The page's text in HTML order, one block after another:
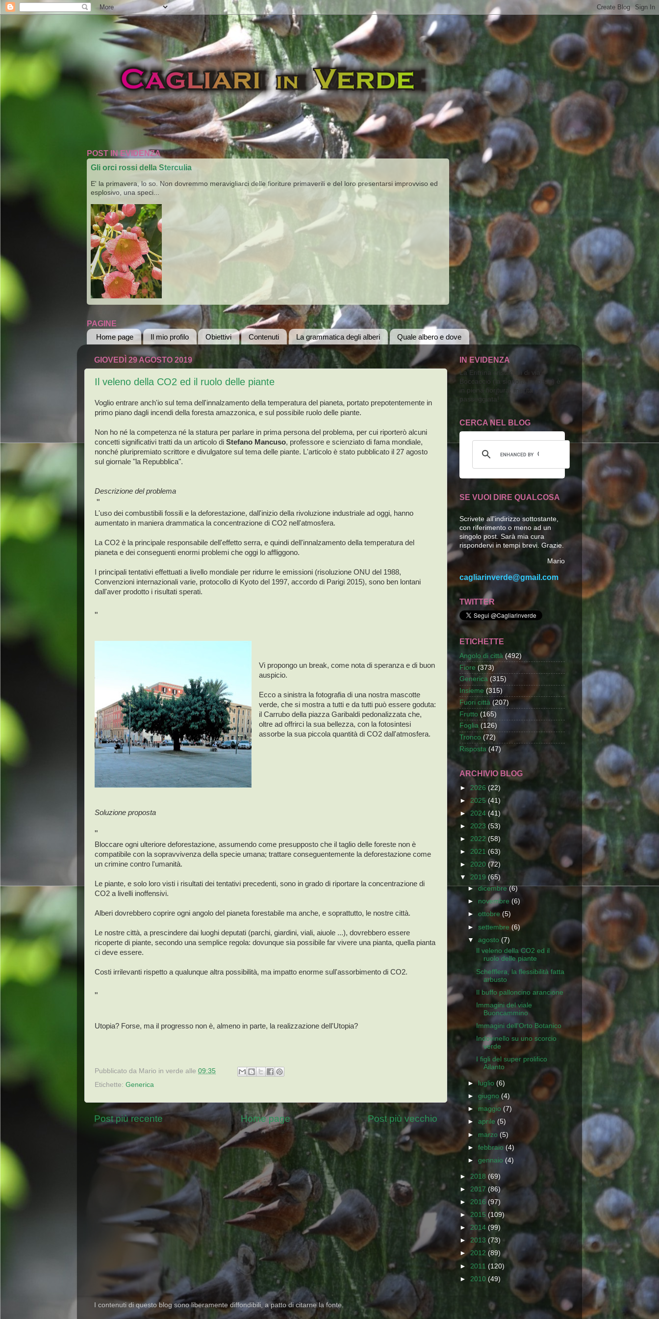
POST IN EVIDENZA
Gli orci rossi della Sterculia
E' la primavera, lo so. Non dovremmo meravigliarci delle fioriture primaverili e del loro presentarsi improvviso ed
esplosivo, una speci...
PAGINE
Home page
Il mio profilo Obiettivi Contenuti La grammatica degli alberi Quale albero e dove
GIOVEDÌ 29 AGOSTO 2019
Il veleno della CO2 ed il ruolo delle piante
Voglio entrare anch'io sul tema dell'innalzamento della temperatura del pianeta, portato prepotentemente in
primo piano dagli incendi della foresta amazzonica, e sul possibile ruolo delle piante.
Non ho né la competenza né la statura per parlare in prima persona del problema, per cui riporterò alcuni
concetti significativi tratti da un articolo di Stefano Mancuso, professore e scienziato di fama mondiale,
nonché pluripremiato scrittore e divulgatore sul tema delle piante. L'articolo è stato pubblicato il 27 agosto
sul giornale "la Repubblica".
Descrizione del problema
"
L'uso dei combustibili fossili e la deforestazione, dall'inizio della rivoluzione industriale ad oggi, hanno
aumentato in maniera drammatica la concentrazione di CO2 nell'atmosfera.
La CO2 è la principale responsabile dell'effetto serra, e quindi dell'innalzamento della temperatura del
pianeta e dei conseguenti enormi problemi che oggi lo affliggono.
I principali tentativi effettuati a livello mondiale per ridurre le emissioni (risoluzione ONU del 1988,
Convenzioni internazionali varie, protocollo di Kyoto del 1997, accordo di Parigi 2015), sono ben lontani
dall'aver prodotto i risultati sperati.
"
Vi propongo un break, come nota di speranza e di buon
auspicio.
Ecco a sinistra la fotografia di una nostra mascotte
verde, che si mostra a tutti e da tutti può essere goduta:
il Carrubo della piazza Garibaldi pedonalizzata che,
oltre ad offrirci la sua bellezza, con la fotosintesi
assorbe la sua piccola quantità di CO2 dall'atmosfera.
Soluzione proposta
"
Bloccare ogni ulteriore deforestazione, assumendo come presupposto che il taglio delle foreste non è
compatibile con la sopravvivenza della specie umana; trattare conseguentemente la deforestazione come
un crimine contro l'umanità.
Le piante, e solo loro visti i risultati dei tentativi precedenti, sono in grado di riportare la concentrazione di
CO2 a livelli inoffensivi.
Alberi dovrebbero coprire ogni angolo del pianeta forestabile ma anche, e soprattutto, le nostre città.
Le nostre città, a prescindere dai luoghi deputati (parchi, giardini, viali, aiuole ...), dovrebbero essere
ricoperte di piante, secondo una semplice regola: dovunque sia possibile far vivere una pianta, quella pianta
ci deve essere.
Costi irrilevanti rispetto a qualunque altra possibilità, ma impatto enorme sull'assorbimento di CO2.
"
Utopia? Forse, ma il progresso non è, almeno in parte, la realizzazione dell'Utopia?
Pubblicato da Mario in verde alle 09:35
Etichette: Generica
Post più recente Post più vecchio
Home page
IN EVIDENZA
La Eritrina cristagalli di via
Boccaccio (la signora in rosso) è
in piena fioritura; merita una
passeggiata!
CERCA NEL BLOG
SE VUOI DIRE QUALCOSA
Scrivete all'indirizzo sottostante,
con riferimento o meno ad un
singolo post. Sarà mia cura
rispondervi in tempi brevi. Grazie.
Mario
cagliarinverde@gmail.com
TWITTER
ETICHETTE
Angolo di città (492)
Fiore (373)
Generica (315)
Insieme (315)
Fuori città (207)
Frutto (165)
Foglia (126)
Tronco (72)
Risposta (47)
ARCHIVIO BLOG
► 2026 (22)
►2025 (41)
► 2024 (41)
► 2023 (53)
► 2022 (58)
► 2021 (63)
► 2020 (72)
▼ 2019 (65)
►dicembre(6)
► novembre(6)
►ottobre(5)
►settembre(6)
▼agosto(7)
Il veleno della CO2 ed il
ruolo delle piante
Schefflera, la flessibilità fatta
arbusto
Il buffo palloncino arancione
Immagini del viale
Buoncammino
Immagini dell'Orto Botanico
Indovinello su uno scorcio
verde
I figli del super prolifico
Ailanto
►luglio(6)
►giugno(4)
► maggio(7)
►aprile(5)
► marzo(5)
►febbraio(4)
►gennaio (4)
► 2018 (69)
► 2017 (86)
► 2016 (97)
►2015 (109)
► 2014 (99)
► 2013 (73)
►2012 (89)
► 2011 (120)
► 2010 (49)
I contenuti di questo blog sono liberamente diffondibili, a patto di citarne la fonte.